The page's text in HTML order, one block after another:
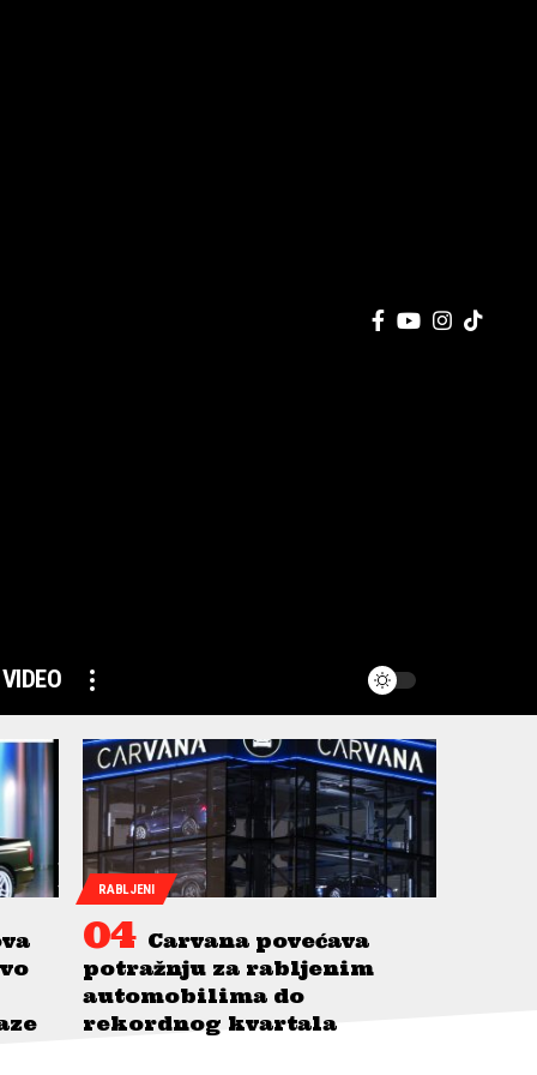
VIDEO
RABLJENI
Carvana povećava
potražnju za rabljenim
automobilima do
rekordnog kvartala